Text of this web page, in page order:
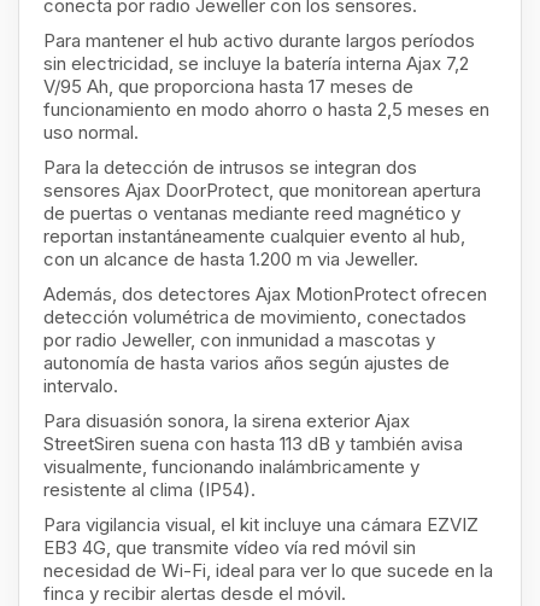
conecta por radio Jeweller con los sensores.
Para mantener el hub activo durante largos períodos
sin electricidad, se incluye la batería interna Ajax 7,2
V/95 Ah, que proporciona hasta 17 meses de
funcionamiento en modo ahorro o hasta 2,5 meses en
uso normal.
Para la detección de intrusos se integran dos
sensores Ajax DoorProtect, que monitorean apertura
de puertas o ventanas mediante reed magnético y
reportan instantáneamente cualquier evento al hub,
con un alcance de hasta 1.200 m via Jeweller.
Además, dos detectores Ajax MotionProtect ofrecen
detección volumétrica de movimiento, conectados
por radio Jeweller, con inmunidad a mascotas y
autonomía de hasta varios años según ajustes de
intervalo.
Para disuasión sonora, la sirena exterior Ajax
StreetSiren suena con hasta 113 dB y también avisa
visualmente, funcionando inalámbricamente y
resistente al clima (IP54).
Para vigilancia visual, el kit incluye una cámara EZVIZ
EB3 4G, que transmite vídeo vía red móvil sin
necesidad de Wi-Fi, ideal para ver lo que sucede en la
finca y recibir alertas desde el móvil.